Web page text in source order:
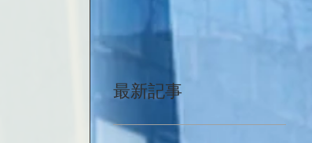
最新記事